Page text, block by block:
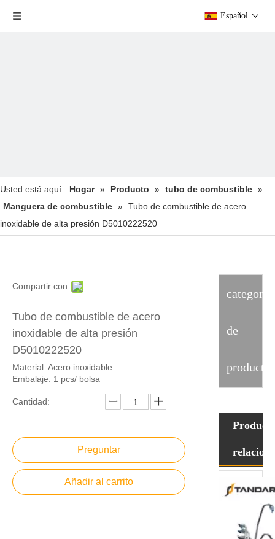
Español
Usted está aquí: Hogar » Producto » tubo de combustible »
Manguera de combustible » Tubo de combustible de acero
inoxidable de alta presión D5010222520
Compartir con:
Tubo de combustible de acero
inoxidable de alta presión
D5010222520
Material: Acero inoxidable
Embalaje: 1 pcs/ bolsa
Cantidad:
Preguntar
Añadir al carrito
categoria
de
producto